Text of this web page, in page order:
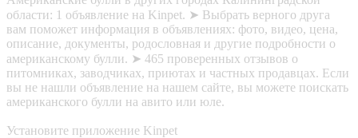
области: 1 объявление на Kinpet. ➤ Выбрать верного друга
вам поможет информация в объявлениях: фото, видео, цена,
описание, документы, родословная и другие подробности о
американскому булли. ➤ 465 проверенных отзывов о
питомниках, заводчиках, приютах и частных продавцах. Если
вы не нашли объявление на нашем сайте, вы можете поискать
американского булли на авито или юле.
Установите приложение Kinpet